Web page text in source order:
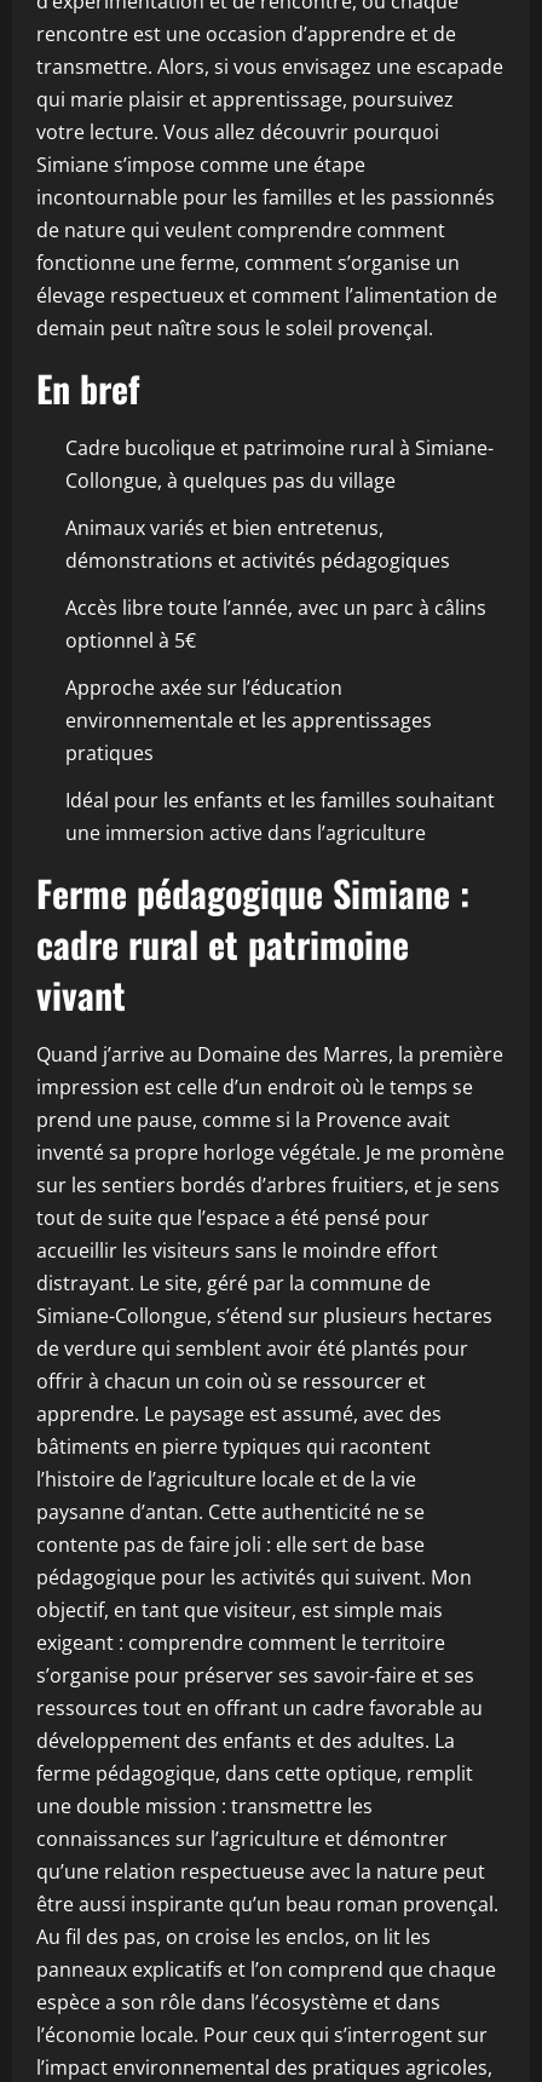
rencontre est une occasion d’apprendre et de
transmettre. Alors, si vous envisagez une escapade
qui marie plaisir et apprentissage, poursuivez
votre lecture. Vous allez découvrir pourquoi
Simiane s’impose comme une étape
incontournable pour les familles et les passionnés
de nature qui veulent comprendre comment
fonctionne une ferme, comment s’organise un
élevage respectueux et comment l’alimentation de
demain peut naître sous le soleil provençal.
En bref
Cadre bucolique et patrimoine rural à Simiane-
Collongue, à quelques pas du village
Animaux variés et bien entretenus,
démonstrations et activités pédagogiques
Accès libre toute l’année, avec un parc à câlins
optionnel à 5€
Approche axée sur l’éducation
environnementale et les apprentissages
pratiques
Idéal pour les enfants et les familles souhaitant
une immersion active dans l’agriculture
Ferme pédagogique Simiane :
cadre rural et patrimoine
vivant
Quand j’arrive au Domaine des Marres, la première
impression est celle d’un endroit où le temps se
prend une pause, comme si la Provence avait
inventé sa propre horloge végétale. Je me promène
sur les sentiers bordés d’arbres fruitiers, et je sens
tout de suite que l’espace a été pensé pour
accueillir les visiteurs sans le moindre effort
distrayant. Le site, géré par la commune de
Simiane-Collongue, s’étend sur plusieurs hectares
de verdure qui semblent avoir été plantés pour
offrir à chacun un coin où se ressourcer et
apprendre. Le paysage est assumé, avec des
bâtiments en pierre typiques qui racontent
l’histoire de l’agriculture locale et de la vie
paysanne d’antan. Cette authenticité ne se
contente pas de faire joli : elle sert de base
pédagogique pour les activités qui suivent. Mon
objectif, en tant que visiteur, est simple mais
exigeant : comprendre comment le territoire
s’organise pour préserver ses savoir-faire et ses
ressources tout en offrant un cadre favorable au
développement des enfants et des adultes. La
ferme pédagogique, dans cette optique, remplit
une double mission : transmettre les
connaissances sur l’agriculture et démontrer
qu’une relation respectueuse avec la nature peut
être aussi inspirante qu’un beau roman provençal.
Au fil des pas, on croise les enclos, on lit les
panneaux explicatifs et l’on comprend que chaque
espèce a son rôle dans l’écosystème et dans
l’économie locale. Pour ceux qui s’interrogent sur
l’impact environnemental des pratiques agricoles,